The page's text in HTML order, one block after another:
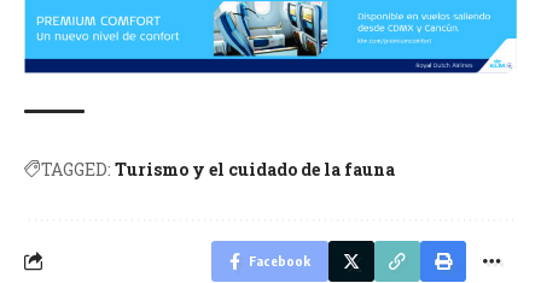
TAGGED: Turismo y el cuidado de la fauna
Facebook